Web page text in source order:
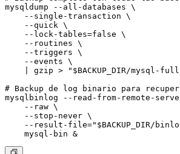
mysqldump --all-databases \
    --single-transaction \
    --quick \
    --lock-tables=false \
    --routines \
    --triggers \
    --events \
| gzip > "$BACKUP_DIR/mysql-
# Backup de log binario para
mysqlbinlog --read-from-remote-
    --raw \
    --stop-never \
--result-file="$BACKUP_DIR/